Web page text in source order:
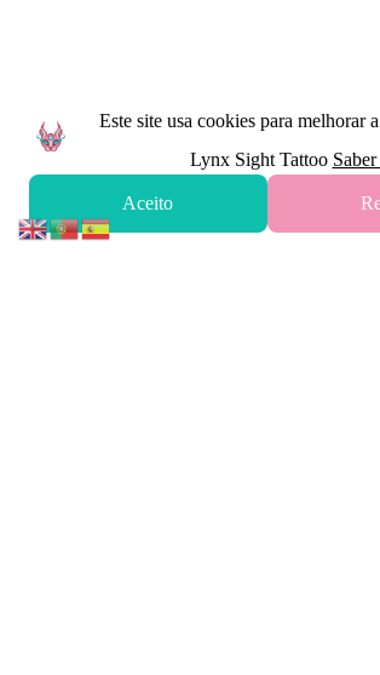
Este site usa cookies para melhorar
Lynx Sight Tattoo
Aceito